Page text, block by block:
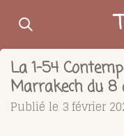
Passer
contenu
principal
La 1-54
Marrakech du 8
Publié le 3 février